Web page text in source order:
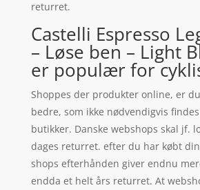
returret.
Castelli Espresso
– Løse ben – Light
er populær for
Shoppes der produkter online, er
bedre, som ikke nødvendigvis
butikker. Danske webshops skal jf.
dages returret. efter du har købt
shops efterhånden giver endnu
endda et helt års returret. At